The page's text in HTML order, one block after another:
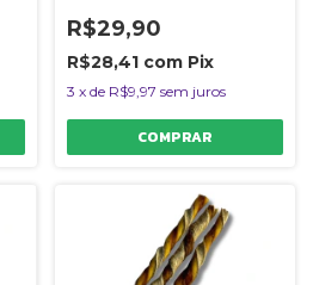
Bem 1 Uni
R$29,90
R$28,41 com Pix
3 x de R$9,97 sem juros